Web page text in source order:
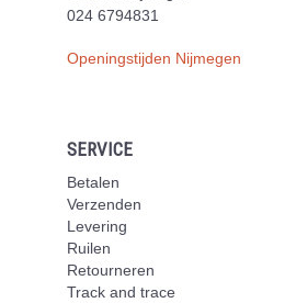
024 6794831
Openingstijden Nijmegen
SERVICE
Betalen
Verzenden
Levering
Ruilen
Retourneren
Track and trace